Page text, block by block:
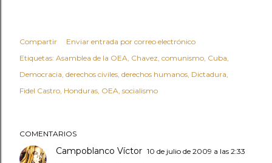
Compartir
Enviar entrada por correo electrónico
Etiquetas: Asamblea de la OEA Chavez comunismo Cuba
Democracia derechos civiles derechos humanos Dictadura
Fidel Castro Honduras OEA socialismo
COMENTARIOS
Campoblanco Víctor 10 de julio de 2009 a las 2:33